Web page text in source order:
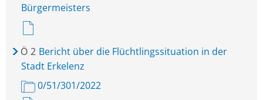
Bürgermeisters
Ö 2 Bericht über die Flüchtlingssituation in der
Stadt Erkelenz
0/51/301/2022